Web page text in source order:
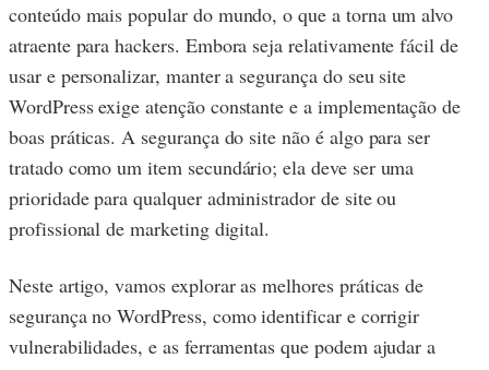
conteúdo mais popular do mundo, o que a torna um alvo
atraente para hackers. Embora seja relativamente fácil de
usar e personalizar, manter a segurança do seu site
WordPress exige atenção constante e a implementação de
boas práticas. A segurança do site não é algo para ser
tratado como um item secundário; ela deve ser uma
prioridade para qualquer administrador de site ou
profissional de marketing digital.
Neste artigo, vamos explorar as melhores práticas de
segurança no WordPress, como identificar e corrigir
vulnerabilidades, e as ferramentas que podem ajudar a